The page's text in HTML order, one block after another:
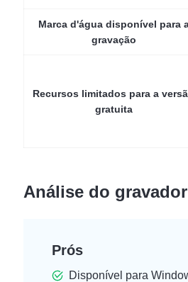
Marca d'água disponível para
gravação
Recursos limitados para a
gratuita
Análise do
Prós
Disponível para